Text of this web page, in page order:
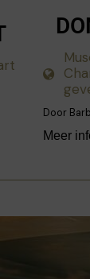
Door
Meer